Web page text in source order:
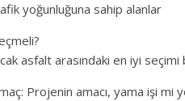
yoğunluğuna sahip alanlar
asfalt arasındaki en iyi
Projenin amacı, yama işi mi